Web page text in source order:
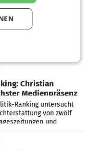
widmet sich 20
Festival und Peter
August 2026, begleitet
ab 9.05 Uhr
Die Sendung
Christian
Medienpräsenz
Ranking untersucht
von zwölf
und
und
die